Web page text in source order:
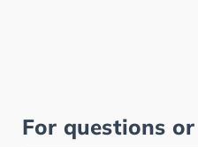
For questions